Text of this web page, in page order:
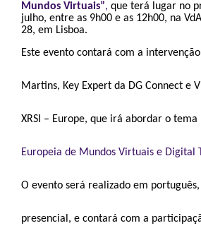
Mundos Virtuais”, que terá lugar no
julho, entre as 9h00 e as 12h00, na
28, em Lisboa.
Este evento contará com a
Martins, Key Expert da DG Connect e
XRSI – Europe, que irá abordar o tema
Europeia de Mundos Virtuais e Digital
O evento será realizado em
presencial, e contará com a